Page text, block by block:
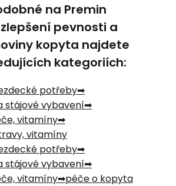
na Premin
pevnosti a
kopyta najdete
kategoriích:
potřeby
stájové vybavení
vitamíny
vitamíny
potřeby
stájové vybavení
vitamíny
péče o kopyta